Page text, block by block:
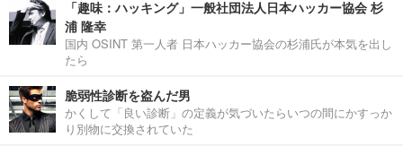
「趣味：ハッキング」一般社団法人日本ハッカー協会 杉
浦 隆幸
国内 OSINT 第一人者 日本ハッカー協会の杉浦氏が本気を出し
たら
脆弱性診断を盗んだ男
かくして「良い診断」の定義が気づいたらいつの間にかすっか
り別物に交換されていた